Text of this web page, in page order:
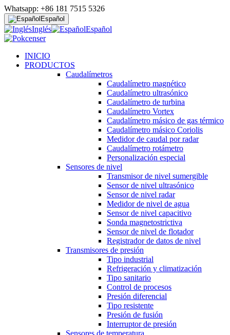
Whatsapp: +86 181 7515 5326
Español
Inglés Español
INICIO
PRODUCTOS
Caudalímetros
Caudalímetro magnético
Caudalímetro ultrasónico
Caudalímetro de turbina
Caudalímetro Vortex
Caudalímetro másico de gas térmico
Caudalímetro másico Coriolis
Medidor de caudal por radar
Caudalímetro rotámetro
Personalización especial
Sensores de nivel
Transmisor de nivel sumergible
Sensor de nivel ultrasónico
Sensor de nivel radar
Medidor de nivel de agua
Sensor de nivel capacitivo
Sonda magnetostrictiva
Sensor de nivel de flotador
Registrador de datos de nivel
Transmisores de presión
Tipo industrial
Refrigeración y climatización
Tipo sanitario
Control de procesos
Presión diferencial
Tipo resistente
Presión de fusión
Interruptor de presión
Sensores de temperatura